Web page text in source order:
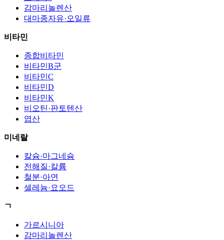
감마리놀렌산
대마종자유·오일류
비타민
종합비타민
비타민B군
비타민C
비타민D
비타민K
비오틴·판토텐산
엽산
미네랄
칼슘·마그네슘
전해질·칼륨
철분·아연
셀레늄·요오드
ㄱ
가르시니아
감마리놀렌산